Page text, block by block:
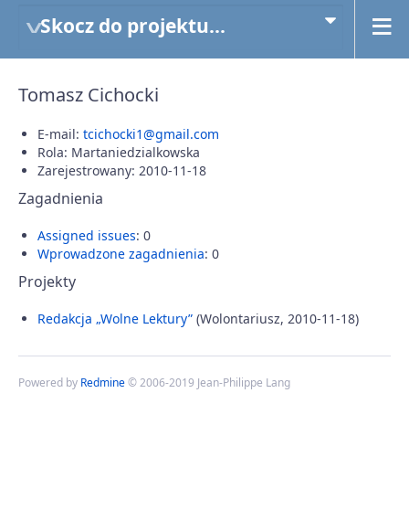
Skocz do projektu...
Tomasz Cichocki
E-mail: tcichocki1@gmail.com
Rola: Martaniedzialkowska
Zarejestrowany: 2010-11-18
Zagadnienia
Assigned issues: 0
Wprowadzone zagadnienia: 0
Projekty
Redakcja „Wolne Lektury” (Wolontariusz, 2010-11-18)
Powered by Redmine© 2006-2019 Jean-Philippe Lang